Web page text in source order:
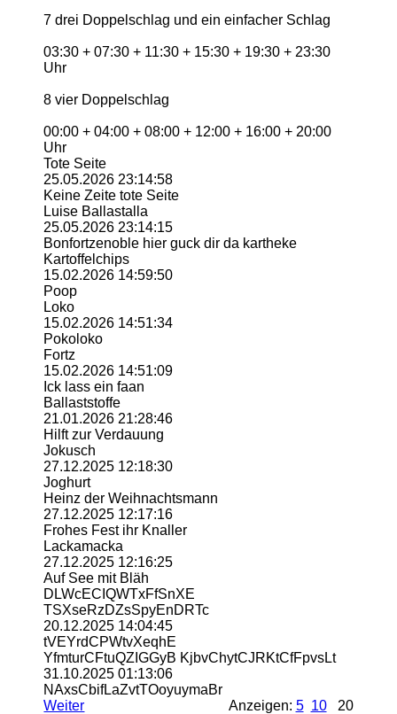
7 drei Doppelschlag und ein einfacher Schlag
03:30 + 07:30 + 11:30 + 15:30 + 19:30 + 23:30
Uhr
8 vier Doppelschlag
00:00 + 04:00 + 08:00 + 12:00 + 16:00 + 20:00
Uhr
Tote Seite
25.05.2026 23:14:58
Keine Zeite tote Seite
Luise Ballastalla
25.05.2026 23:14:15
Bonfortzenoble hier guck dir da kartheke
Kartoffelchips
15.02.2026 14:59:50
Poop
Loko
15.02.2026 14:51:34
Pokoloko
Fortz
15.02.2026 14:51:09
Ick lass ein faan
Ballaststoffe
21.01.2026 21:28:46
Hilft zur Verdauung
Jokusch
27.12.2025 12:18:30
Joghurt
Heinz der Weihnachtsmann
27.12.2025 12:17:16
Frohes Fest ihr Knaller
Lackamacka
27.12.2025 12:16:25
Auf See mit Bläh
DLWcECIQWTxFfSnXE
TSXseRzDZsSpyEnDRTc
20.12.2025 14:04:45
tVEYrdCPWtvXeqhE
YfmturCFtuQZIGGyB KjbvChytCJRKtCfFpvsLt
31.10.2025 01:13:06
NAxsCbifLaZvtTOoyuymaBr
Weiter
Anzeigen: 5 1020